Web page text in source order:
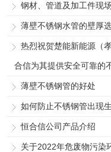
钢材、管道及加工件现
薄壁不锈钢水管的壁厚
热烈祝贺楚能新能源（
合信为其提供安全可靠的
薄壁不锈钢管的好处
如何防止不锈钢管出现
恒合信公司产品介绍
关于2022年危废物污染